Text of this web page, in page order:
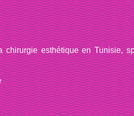
esthétique en Tunisie,